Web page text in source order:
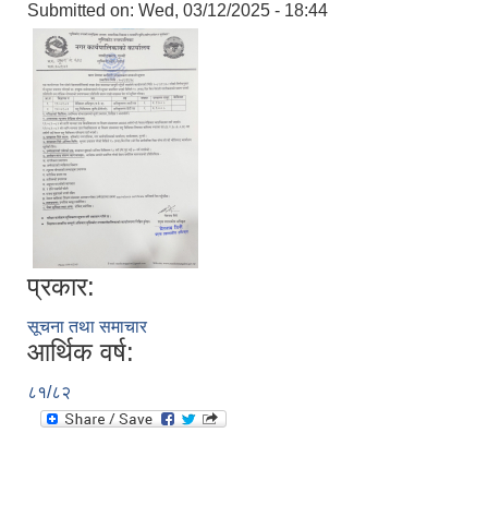
Submitted on: Wed, 03/12/2025 - 18:44
प्रकार:
सूचना तथा समाचार
आर्थिक वर्ष:
८१/८२